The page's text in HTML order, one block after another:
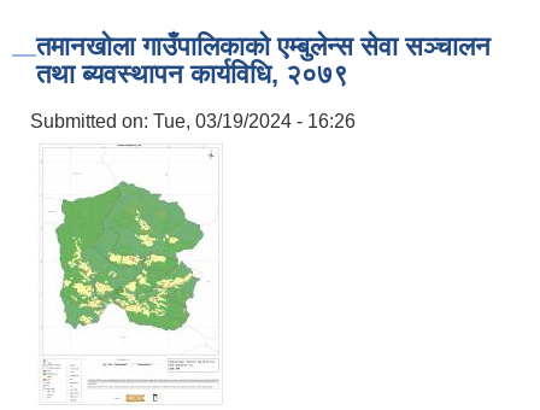
तमानखाेला गाउँपालिकाकाे एम्बुलेन्स सेवा सञ्‍चालन
तथा ब्यवस्थापन कार्यविधि, २०७९
Submitted on: Tue, 03/19/2024 - 16:26